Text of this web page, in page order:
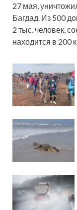
27 мая,
Багдад. Из 500
2 тыс. человек,
находится в 200